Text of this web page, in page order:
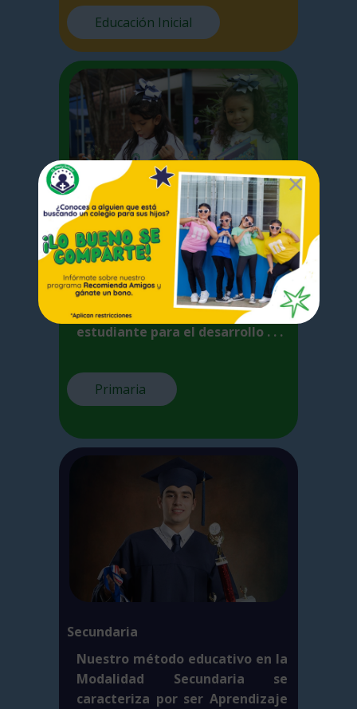
Educación Inicial
Primaria
En la Escuela Primaria nos
centramos en las competencias
básicas adquiridas por el
estudiante para el desarrollo . . .
Primaria
Secundaria
Nuestro método educativo en la
Modalidad Secundaria se
caracteriza por ser Aprendizaje